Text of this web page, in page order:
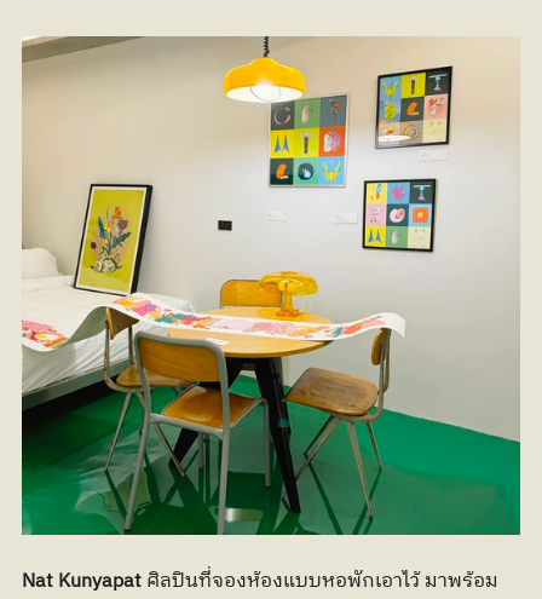
Nat Kunyapat ศิลปินที่จองห้องแบบหอพักเอาไว้ มาพร้อม